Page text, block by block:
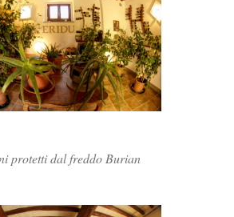
protetti dal freddo Burian